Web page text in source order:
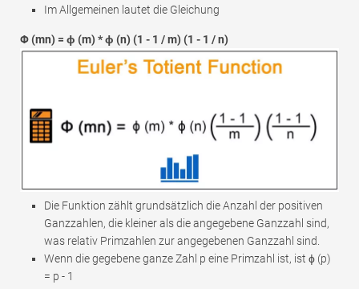
Im Allgemeinen lautet die Gleichung
Φ (mn) = ϕ (m) * ϕ (n) (1 - 1 / m) (1 - 1 / n)
Die Funktion zählt grundsätzlich die Anzahl der positiven
Ganzzahlen, die kleiner als die angegebene Ganzzahl sind,
was relativ Primzahlen zur angegebenen Ganzzahl sind.
Wenn die gegebene ganze Zahl p eine Primzahl ist, ist ϕ (p)
= p - 1